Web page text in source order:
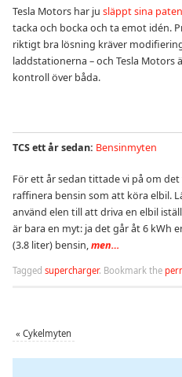
Tesla Motors har ju släppt sina
tacka och bocka och ta emot idén.
riktigt bra lösning kräver
laddstationerna – och Tesla
kontroll över båda.
TCS ett år sedan: Bensinmyten
För ett år sedan tittade vi på om
raffinera bensin som att köra elbil.
använd elen till att driva en elbil
är bara en myt: ja det går åt 6 kWh
(3.8 liter) bensin,men…
Tagged supercharger. Bookmark the
« Cykelmyten